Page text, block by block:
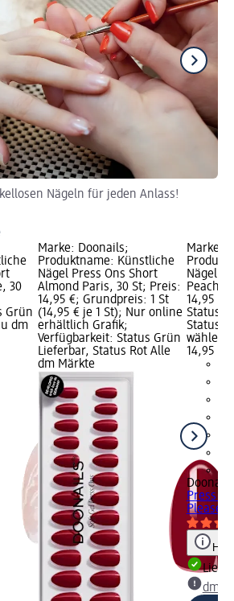
Nägeln für jeden Anlass!
30
Grün
dm
Marke: Doonails;
Produktname: Künstliche
Nägel Press Ons Short
Almond Paris, 30 St; Preis:
14,95 €; Grundpreis: 1 St
(14,95 € je 1 St); Nur online
erhältlich Grafik;
Verfügbarkeit: Status Grün
Lieferbar, Status Rot Alle
dm Märkte
Marke:
Nägel
Peach
14,95 €;
Status
Status
wählen
14,95 €
Doonails
Press
Please,
dm